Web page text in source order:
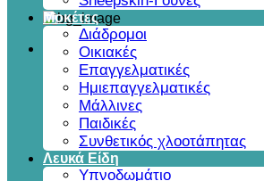
Μοκέτες
Διάδρομοι
Οικιακές
Επαγγελματικές
Ημιεπαγγελματικές
Μάλλινες
Παιδικές
Συνθετικός χλοοτάπητας
Λευκά Είδη
Υπνοδωμάτιο